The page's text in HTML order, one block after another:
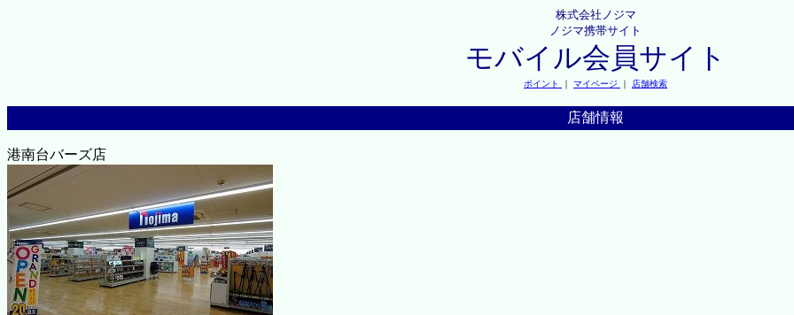
株式会社ノジマ
ノジマ携帯サイト
モバイル会員サイト
ポイント ｜ マイページ ｜ 店舗検索
店舗情報
港南台バーズ店